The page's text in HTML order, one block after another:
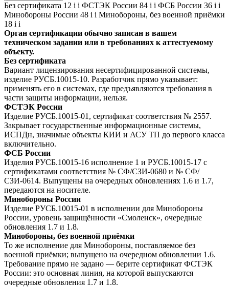
Без сертификата 12 i i ФСТЭК России 84 i i ФСБ России 36 i i
Минобороны России 48 i i Минобороны, без военной приёмки
18 i i
Орган сертификации обычно записан в вашем
техническом задании или в требованиях к аттестуемому
объекту.
Без сертификата
Вариант лицензирования несертифицированной системы,
изделие РУСБ.10015-10. Разработчик прямо указывает:
применять его в системах, где предъявляются требования в
части защиты информации, нельзя.
ФСТЭК России
Изделие РУСБ.10015-01, сертификат соответствия № 2557.
Закрывает государственные информационные системы,
ИСПДн, значимые объекты КИИ и АСУ ТП до первого класса
включительно.
ФСБ России
Изделия РУСБ.10015-16 исполнение 1 и РУСБ.10015-17 с
сертификатами соответствия № СФ/СЗИ-0680 и № СФ/
СЗИ-0614. Выпущены на очередных обновлениях 1.6 и 1.7,
передаются на носителе.
Минобороны России
Изделие РУСБ.10015-01 в исполнении для Минобороны
России, уровень защищённости «Смоленск», очередные
обновления 1.7 и 1.8.
Минобороны, без военной приёмки
То же исполнение для Минобороны, поставляемое без
военной приёмки; выпущено на очередном обновлении 1.6.
Требование прямо не задано — берите сертификат ФСТЭК
России: это основная линия, на которой выпускаются
очередные обновления 1.7 и 1.8.